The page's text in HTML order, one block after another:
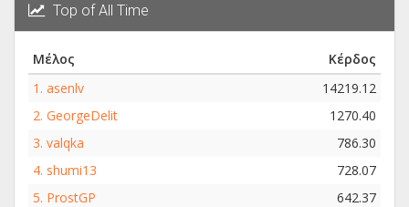
Top of All Time
Μέλος
Κέρδος
1. asenlv
14219.12
2. GeorgeDelit
1270.40
3. valqka
786.30
4. shumi13
728.07
5. ProstGP
642.37